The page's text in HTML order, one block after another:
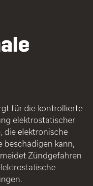
für die kontrollierte
elektrostatischer
die elektronische
beschädigen kann,
Zündgefahren